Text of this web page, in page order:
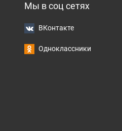
Мы в соц сетях
ВКонтакте
Одноклассники